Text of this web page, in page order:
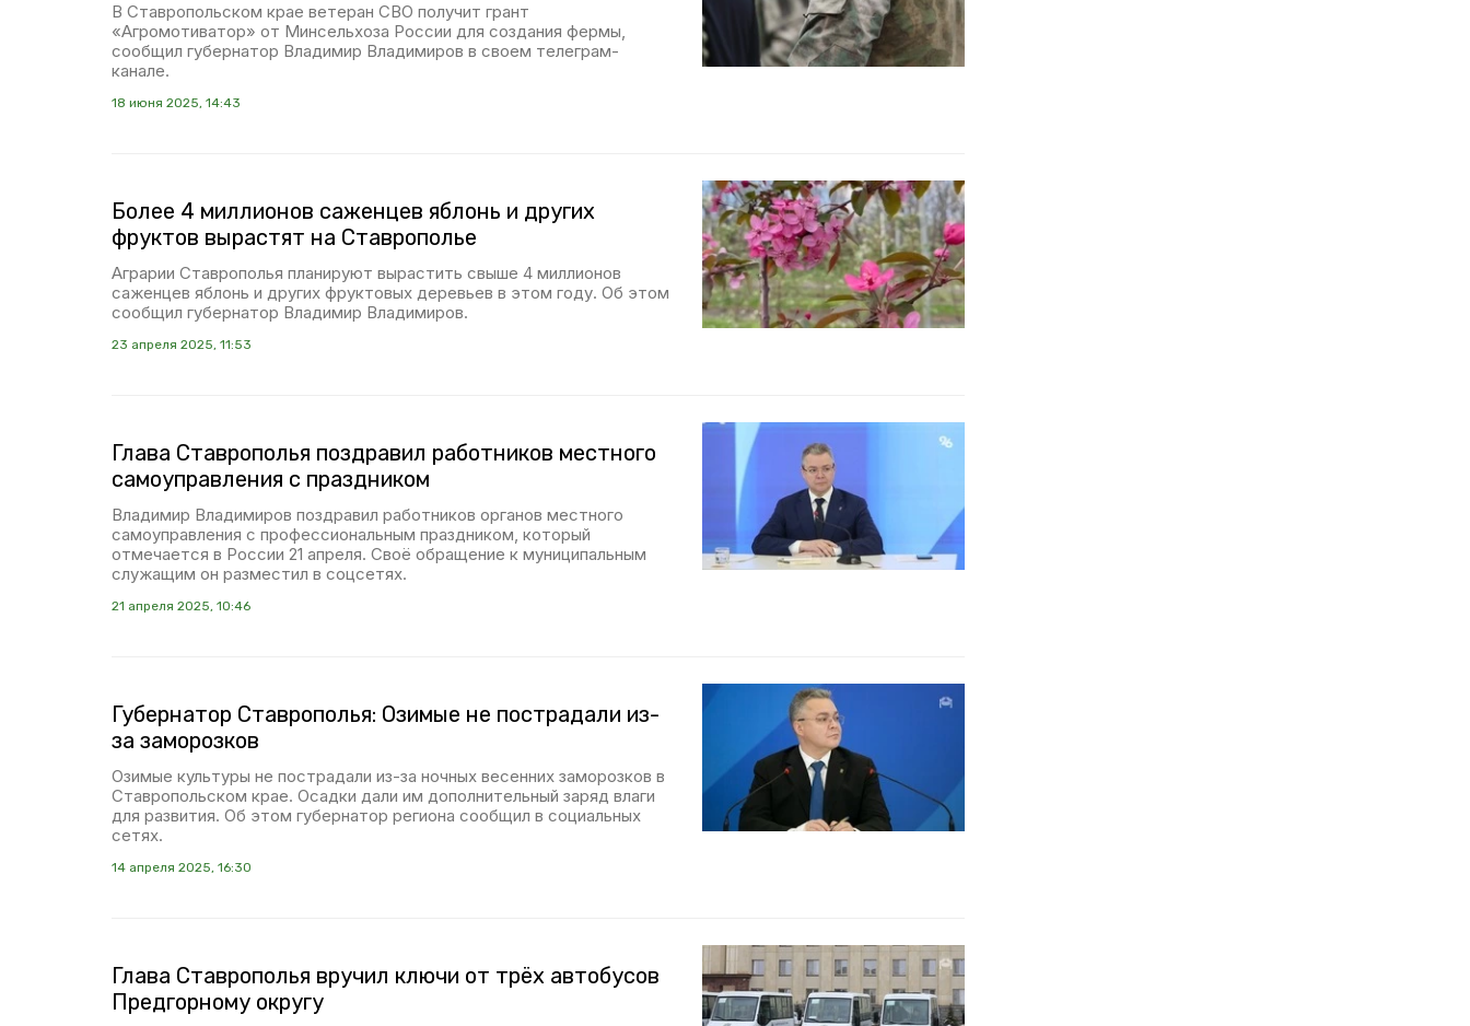
В Ставропольском крае ветеран СВО получит грант
«Агромотиватор» от Минсельхоза России для создания фермы,
сообщил губернатор Владимир Владимиров в своем телеграм-
канале.
18 июня 2025, 14:43
Более 4 миллионов саженцев яблонь и других
фруктов вырастят на Ставрополье
Аграрии Ставрополья планируют вырастить свыше 4 миллионов
саженцев яблонь и других фруктовых деревьев в этом году. Об этом
сообщил губернатор Владимир Владимиров.
23 апреля 2025, 11:53
Глава Ставрополья поздравил работников местного
самоуправления с праздником
Владимир Владимиров поздравил работников органов местного
самоуправления с профессиональным праздником, который
отмечается в России 21 апреля. Своё обращение к муниципальным
служащим он разместил в соцсетях.
21 апреля 2025, 10:46
Губернатор Ставрополья: Озимые не пострадали из-
за заморозков
Озимые культуры не пострадали из-за ночных весенних заморозков в
Ставропольском крае. Осадки дали им дополнительный заряд влаги
для развития. Об этом губернатор региона сообщил в социальных
сетях.
14 апреля 2025, 16:30
Глава Ставрополья вручил ключи от трёх автобусов
Предгорному округу